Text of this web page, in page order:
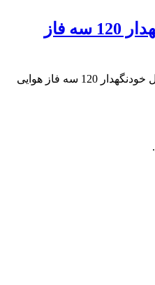
مرکز خرید کابل خودنگهدار 120 سه فاز
مجموعه آراد کابل، مرکز خرید کابل خودنگهدار 120 سه فاز هوایی
.